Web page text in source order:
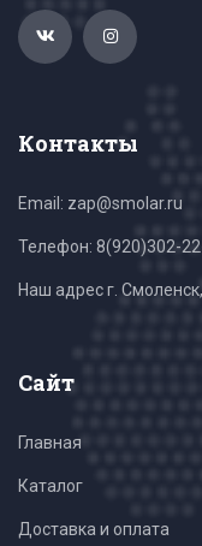
Контакты
Email: zap@smolar.ru
Телефон: 8(920)302-
Наш адрес г.
Сайт
Главная
Каталог
Доставка и оплата